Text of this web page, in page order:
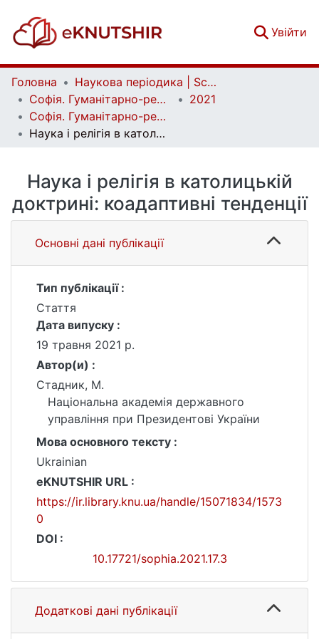
Увійти
Головна
Наукова періодика | Scientific periodicals
Софія. Гуманітарно-релігієзнавчий вісник | Sophia. Human and Religious Studies Bulletin
2021
Софія. Гуманітарно-релігієзнавчий вісник. № 1 (17)
Наука і релігія в католицькій доктрині: коадаптивні тенденції
Наука і релігія в католицькій
доктрині: коадаптивні тенденції
Основні дані публікації
Тип публікації :
Стаття
Дата випуску :
19 травня 2021 р.
Автор(и) :
Стадник, М.
Національна академія державного
управління при Президентові України
Мова основного тексту :
Ukrainian
eKNUTSHIR URL :
https://ir.library.knu.ua/handle/15071834/1573
0
DOI :
10.17721/sophia.2021.17.3
Додаткові дані публікації